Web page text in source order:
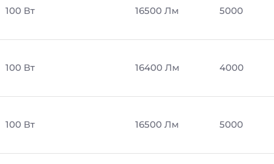
100 Вт 16500 Лм 5000
100 Вт 16400 Лм 4000
100 Вт 16500 Лм 5000